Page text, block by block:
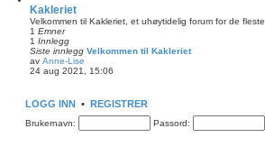
Kakleriet
Velkommen til Kakleriet, et uhøytidelig forum for de fleste.
1 Emner
1 Innlegg
Siste innlegg Velkommen til Kakleriet
av Anne-Lise
V
s
24 aug 2021, 15:06
LOGG INN • REGISTRER
Brukernavn: Passord: